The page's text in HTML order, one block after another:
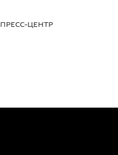
ПРЕСС-ЦЕНТР